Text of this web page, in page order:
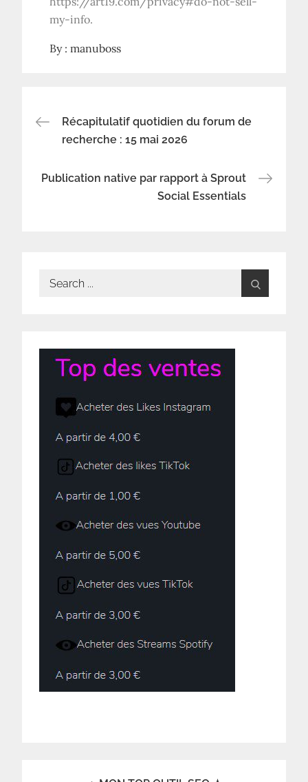
my-info.
By :manuboss
Navigation
de
Récapitulatif quotidien du forum de
recherche : 15 mai 2026
Publication native par rapport à Sprout
Social Essentials
Search